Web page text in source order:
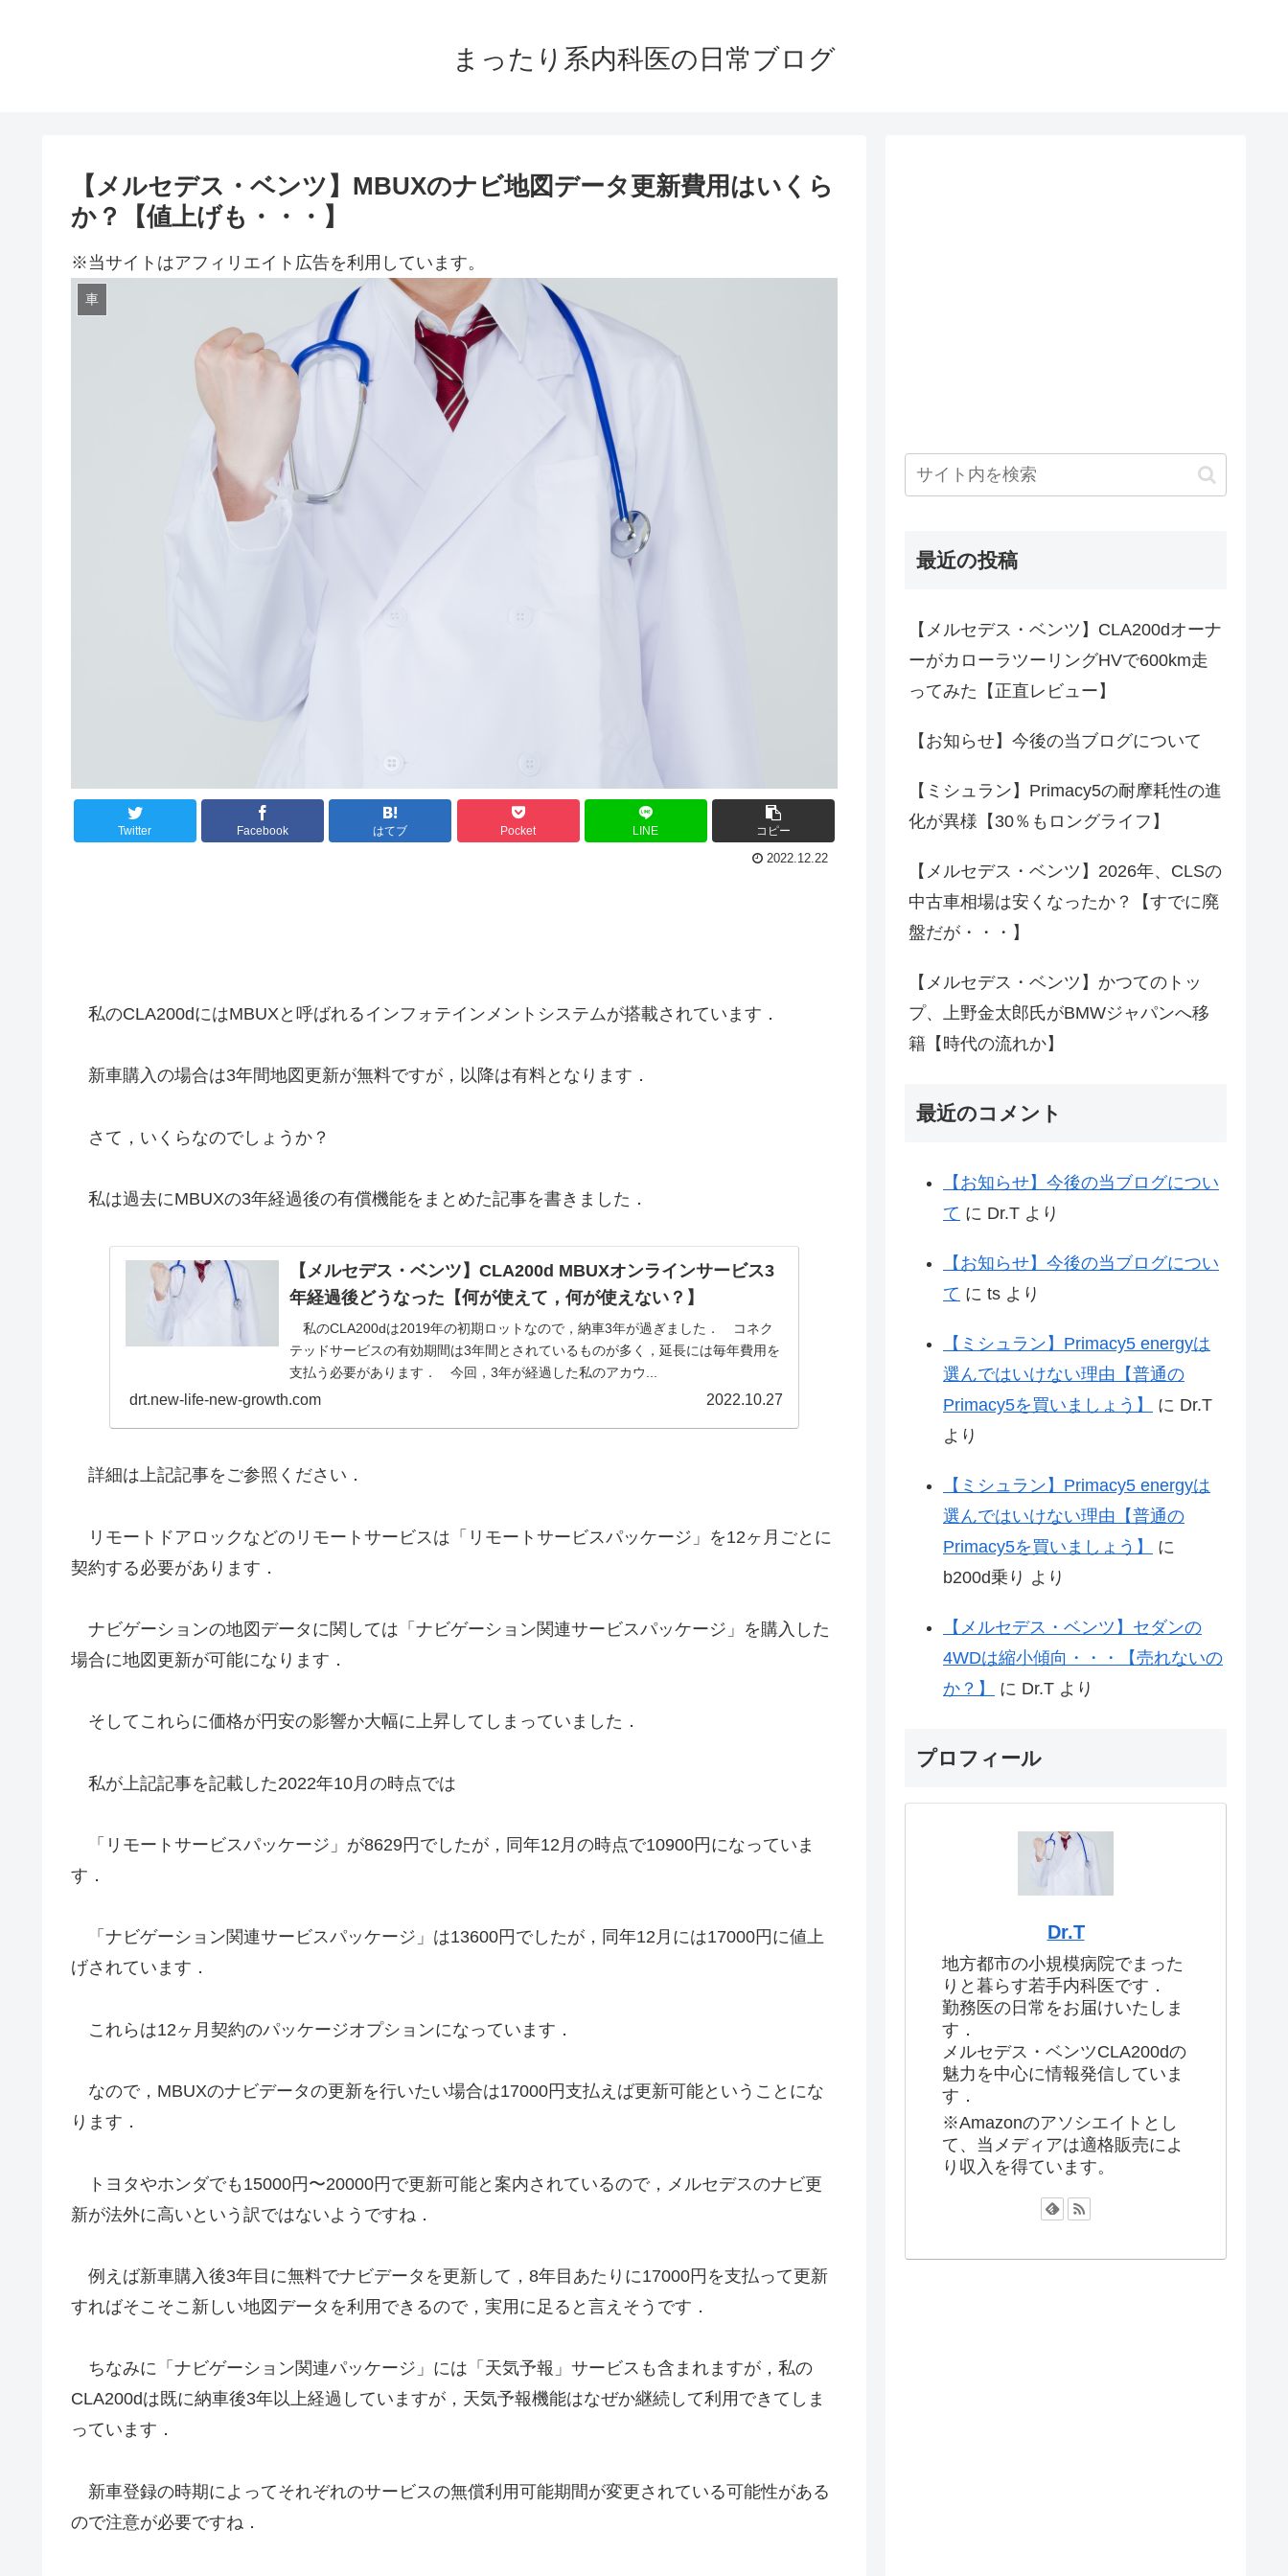
まったり系内科医の日常ブログ
【メルセデス・ベンツ】MBUXのナビ地図データ更新費用はいくら
か？【値上げも・・・】
※当サイトはアフィリエイト広告を利用しています。
車
Twitter Facebook はてブ Pocket LINE コピー
2022.12.22
私のCLA200dにはMBUXと呼ばれるインフォテインメントシステムが搭載されています．
新車購入の場合は3年間地図更新が無料ですが，以降は有料となります．
さて，いくらなのでしょうか？
私は過去にMBUXの3年経過後の有償機能をまとめた記事を書きました．
【メルセデス・ベンツ】CLA200d MBUXオンラインサービス3
年経過後どうなった【何が使えて，何が使えない？】
私のCLA200dは2019年の初期ロットなので，納車3年が過ぎました． コネク
テッドサービスの有効期間は3年間とされているものが多く，延長には毎年費用を
支払う必要があります． 今回，3年が経過した私のアカウ...
drt.new-life-new-growth.com 2022.10.27
詳細は上記記事をご参照ください．
リモートドアロックなどのリモートサービスは「リモートサービスパッケージ」を12ヶ月ごとに
契約する必要があります．
ナビゲーションの地図データに関しては「ナビゲーション関連サービスパッケージ」を購入した
場合に地図更新が可能になります．
そしてこれらに価格が円安の影響か大幅に上昇してしまっていました．
私が上記記事を記載した2022年10月の時点では
「リモートサービスパッケージ」が8629円でしたが，同年12月の時点で10900円になっていま
す．
「ナビゲーション関連サービスパッケージ」は13600円でしたが，同年12月には17000円に値上
げされています．
これらは12ヶ月契約のパッケージオプションになっています．
なので，MBUXのナビデータの更新を行いたい場合は17000円支払えば更新可能ということにな
ります．
トヨタやホンダでも15000円〜20000円で更新可能と案内されているので，メルセデスのナビ更
新が法外に高いという訳ではないようですね．
例えば新車購入後3年目に無料でナビデータを更新して，8年目あたりに17000円を支払って更新
すればそこそこ新しい地図データを利用できるので，実用に足ると言えそうです．
ちなみに「ナビゲーション関連パッケージ」には「天気予報」サービスも含まれますが，私の
CLA200dは既に納車後3年以上経過していますが，天気予報機能はなぜか継続して利用できてしま
っています．
新車登録の時期によってそれぞれのサービスの無償利用可能期間が変更されている可能性がある
ので注意が必要ですね．
最近の投稿
【メルセデス・ベンツ】CLA200dオーナ
ーがカローラツーリングHVで600km走
ってみた【正直レビュー】
【お知らせ】今後の当ブログについて
【ミシュラン】Primacy5の耐摩耗性の進
化が異様【30％もロングライフ】
【メルセデス・ベンツ】2026年、CLSの
中古車相場は安くなったか？【すでに廃
盤だが・・・】
【メルセデス・ベンツ】かつてのトッ
プ、上野金太郎氏がBMWジャパンへ移
籍【時代の流れか】
最近のコメント
【お知らせ】今後の当ブログについ
て に Dr.T より
【お知らせ】今後の当ブログについ
て に ts より
【ミシュラン】Primacy5 energyは
選んではいけない理由【普通の
Primacy5を買いましょう】
に Dr.T
より
【ミシュラン】Primacy5 energyは
選んではいけない理由【普通の
Primacy5を買いましょう】
に
b200d乗り より
【メルセデス・ベンツ】セダンの
4WDは縮小傾向・・・【売れないの
か？】
に Dr.T より
プロフィール
Dr.T
地方都市の小規模病院でまった
りと暮らす若手内科医です．
勤務医の日常をお届けいたしま
す．
メルセデス・ベンツCLA200dの
魅力を中心に情報発信していま
す．
※Amazonのアソシエイトとし
て、当メディアは適格販売によ
り収入を得ています。